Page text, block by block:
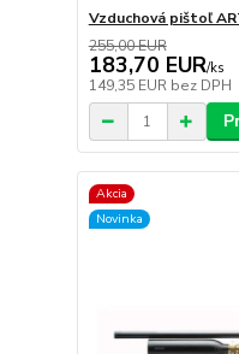
Vzduchová pištoľ
255,00 EUR
183,70 EUR/ks
149,35 EUR bez DPH
Akcia
Novinka